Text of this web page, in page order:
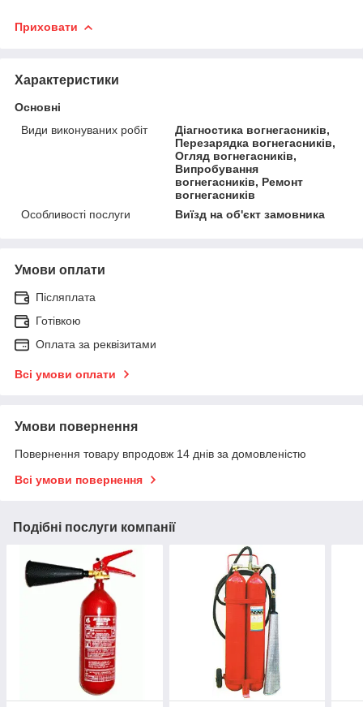
Приховати
Характеристики
Основні
Види виконуваних робіт
Діагностика вогнегасників,
Перезарядка вогнегасників,
Огляд вогнегасників,
Випробування
вогнегасників, Ремонт
вогнегасників
Особливості послуги
Виїзд на об'єкт замовника
Умови оплати
Післяплата
Готівкою
Оплата за реквізитами
Всі умови оплати
Умови повернення
Повернення товару впродовж 14 днів за домовленістю
Всі умови повернення
Подібні послуги компанії